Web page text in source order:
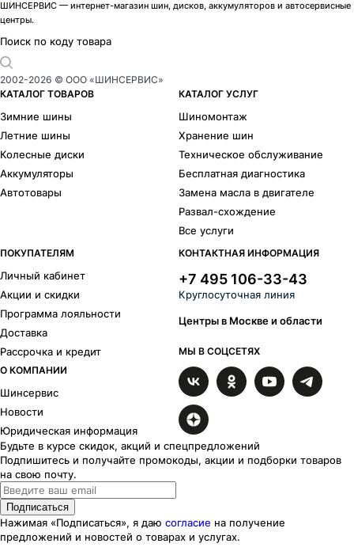
ШИНСЕРВИС — интернет-магазин шин, дисков, аккумуляторов и автосервисные
центры.
Поиск по коду товара
2002-2026 © ООО «ШИНСЕРВИС»
КАТАЛОГ ТОВАРОВ
Зимние шины
Летние шины
Колесные диски
Аккумуляторы
Автотовары
КАТАЛОГ УСЛУГ
Шиномонтаж
Хранение шин
Техническое обслуживание
Бесплатная диагностика
Замена масла в двигателе
Развал-схождение
Все услуги
ПОКУПАТЕЛЯМ
Личный кабинет
Акции и скидки
Программа лояльности
Доставка
Рассрочка и кредит
О КОМПАНИИ
Шинсервис
Новости
Юридическая информация
КОНТАКТНАЯ ИНФОРМАЦИЯ
+7 495 106-33-43
Круглосуточная линия
Центры в Москве и области
МЫ В СОЦСЕТЯХ
Будьте в курсе скидок, акций и спецпредложений
Подпишитесь и получайте промокоды, акции и подборки товаров
на свою почту.
Подписаться
Нажимая «Подписаться», я даю согласие на получение
предложений и новостей о товарах и услугах.